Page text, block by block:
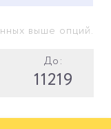
выше опций.
До:
11219